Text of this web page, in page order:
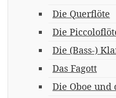
Die Querflöte
Die
Die (Bass-)
Das Fagott
Die Oboe und